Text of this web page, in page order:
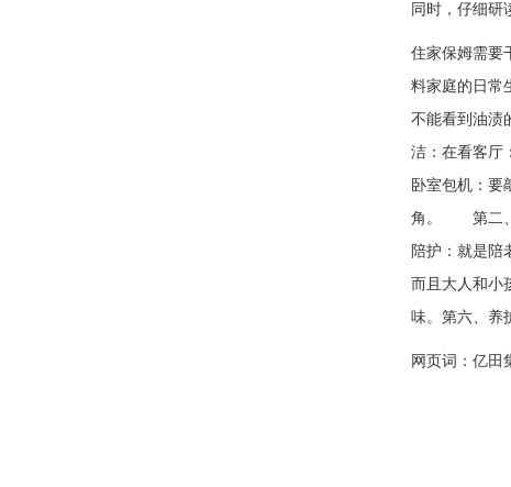
同时，仔细研
住家保姆需要
料家庭的日
不能看到油
洁：在看客厅
卧室包机：要
角。 第二、
陪护：就是
而且大人和
味。第六、养
网页词： 亿田